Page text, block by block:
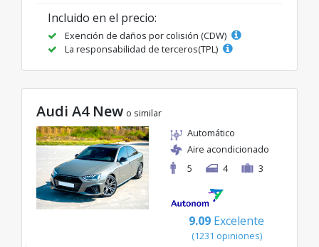
Incluido en el precio:
Exención de daños por colisión (CDW)
La responsabilidad de terceros(TPL)
Audi A4 New o similar
Automático
Aire acondicionado
5
4 3
9.09 Excelente
(1231 opiniones)